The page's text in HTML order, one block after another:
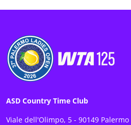
ASD Country Time Club
Viale dell'Olimpo, 5 - 90149 Palermo